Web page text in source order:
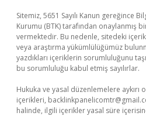
Sitemiz, 5651 Sayılı Kanun gereğince
Kurumu (BTK) tarafından onaylanmış
vermektedir. Bu nedenle, sitedeki
veya araştırma yükümlülüğümüz
yazdıkları içeriklerin sorumluluğunu
bu sorumluluğu kabul etmiş sayılırlar.
Hukuka ve yasal düzenlemelere
içerikleri,
halinde, ilgili içerikler yasal süre